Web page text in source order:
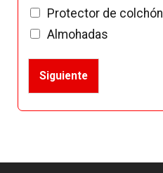
Protector de colchón
Almohadas
Siguiente